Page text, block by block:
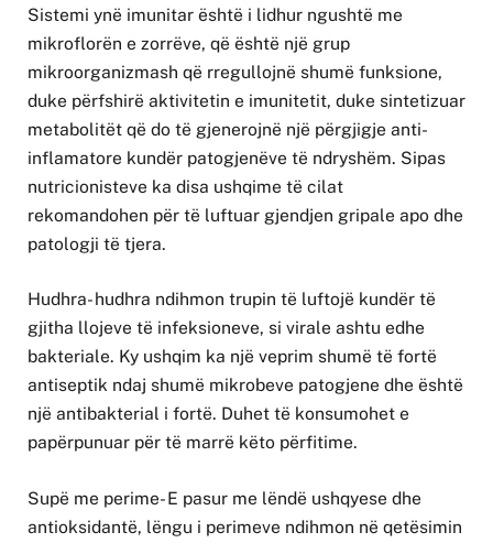
Sistemi ynë imunitar është i lidhur ngushtë me
mikroflorën e zorrëve, që është një grup
mikroorganizmash që rregullojnë shumë funksione,
duke përfshirë aktivitetin e imunitetit, duke sintetizuar
metabolitët që do të gjenerojnë një përgjigje anti-
inflamatore kundër patogjenëve të ndryshëm. Sipas
nutricionisteve ka disa ushqime të cilat
rekomandohen për të luftuar gjendjen gripale apo dhe
patologji të tjera.
Hudhra- hudhra ndihmon trupin të luftojë kundër të
gjitha llojeve të infeksioneve, si virale ashtu edhe
bakteriale. Ky ushqim ka një veprim shumë të fortë
antiseptik ndaj shumë mikrobeve patogjene dhe është
një antibakterial i fortë. Duhet të konsumohet e
papërpunuar për të marrë këto përfitime.
Supë me perime- E pasur me lëndë ushqyese dhe
antioksidantë, lëngu i perimeve ndihmon në qetësimin